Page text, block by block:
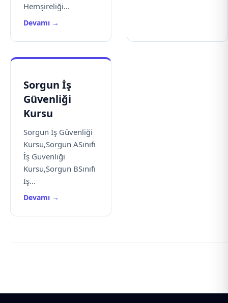
Hemşireliği...
Devamı →
Sorgun İş
Güvenliği
Kursu
Sorgun İş Güvenliği
Kursu,Sorgun ASınıfı
İş Güvenliği
Kursu,Sorgun BSınıfı
İş...
Devamı →